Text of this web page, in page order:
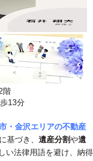
階
13分
・金沢エリアの不動産
基づき、 遺産分割や遺
法律用語を避け、 納得